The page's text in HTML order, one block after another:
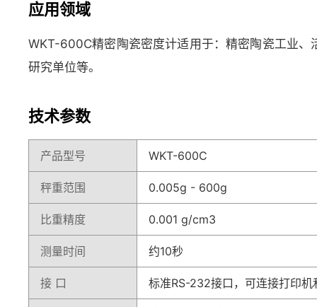
应用领域
WKT-600C精密陶瓷密度计适用于：精密陶瓷工业
研究单位等。
技术参数
产品型号 WKT-600C
秤重范围 0.005g - 600g
比重精度 0.001 g/cm3
测量时间 约10秒
接 口 标准RS-232接口，可连接打印机